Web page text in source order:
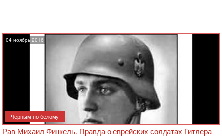
04 ноябрь 2016
Черным по белому
Рав Михаил Финкель. Правда о еврейских солдатах Гитлера